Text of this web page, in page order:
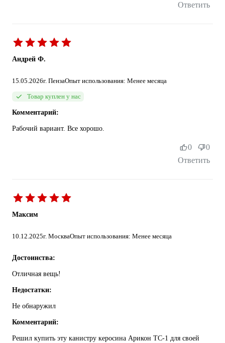
Ответить
Андрей Ф.
15.05.2026г. ПензаОпыт использования: Менее месяца
Товар куплен у нас
Комментарий:
Рабочий вариант. Все хорошо.
Ответить
0 0
Максим
10.12.2025г. МоскваОпыт использования: Менее месяца
Достоинства:
Отличная вещь!
Недостатки:
Не обнаружил
Комментарий:
Решил купить эту канистру керосина Арикон ТС-1 для своей